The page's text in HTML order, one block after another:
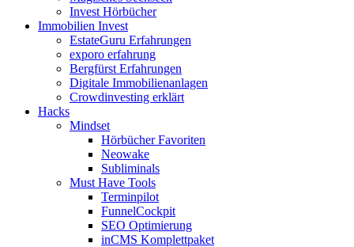
Invest Hörbücher
Immobilien Invest
EstateGuru Erfahrungen
exporo erfahrung
Bergfürst Erfahrungen
Digitale Immobilienanlagen
Crowdinvesting erklärt
Hacks
Mindset
Hörbücher Favoriten
Neowake
Subliminals
Must Have Tools
Terminpilot
FunnelCockpit
SEO Optimierung
inCMS Komplettpaket